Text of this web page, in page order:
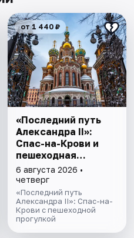
от 1 440 ₽
«Последний путь
Александра II»:
Спас-на-Крови и
пешеходная
прогулка
6 августа 2026 •
четверг
«Последний путь
Александра II»: Спас-на-
Крови с пешеходной
прогулкой